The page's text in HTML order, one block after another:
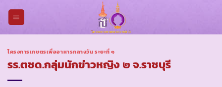
โครงการเกษตรเพื่ออาหารกลางวัน ระยะที่ ๑
รร.ตชด.กลุ่มนักข่าวหญิง ๒ จ.ราชบุรี